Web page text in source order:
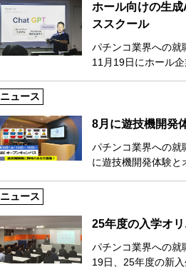
ホール向けの生
ススクール
パチンコ業界への就
11月19日にホール
ニュース
8月に遊技機開発
パチンコ業界への就
に遊技機開発体験
ニュース
25年度の入学オ
パチンコ業界への就
19日、25年度の新